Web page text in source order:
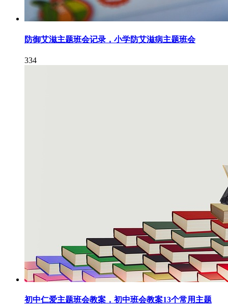
防御艾滋主题班会记录，小学防艾滋病主题班会
334
初中仁爱主题班会教案，初中班会教案13个常用主题